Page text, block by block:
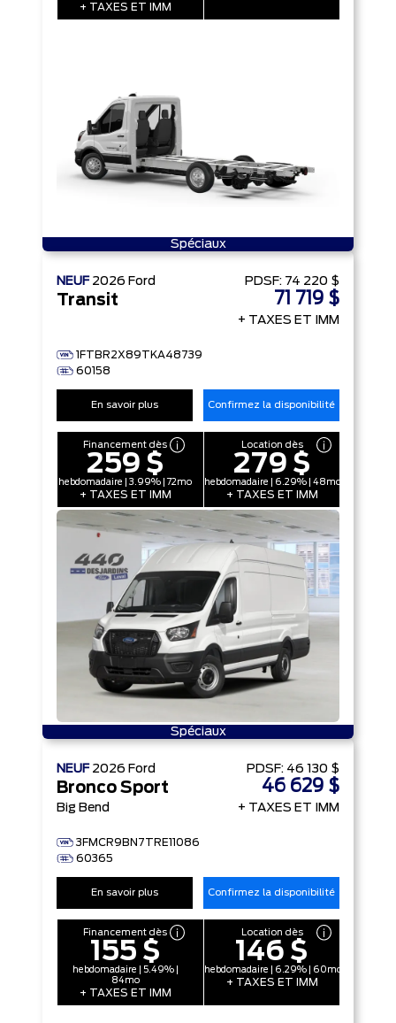
+ TAXES ET IMM
Spéciaux
NEUF 2026 Ford
Transit
1FTBR2X89TKA48739
60158
PDSF: 74 220 $
71 719 $
+ TAXES ET IMM
En savoir plus Confirmez la disponibilité
Financement dès
259 $
hebdomadaire | 3.99% | 72mo
+ TAXES ET IMM
Location dès
279 $
hebdomadaire | 6.29% | 48mo
+ TAXES ET IMM
Spéciaux
NEUF 2026 Ford
Bronco Sport
Big Bend
3FMCR9BN7TRE11086
60365
PDSF: 46 130 $
46 629 $
+ TAXES ET IMM
En savoir plus Confirmez la disponibilité
Financement dès
155 $
hebdomadaire | 5.49% |
84mo
+ TAXES ET IMM
Location dès
146 $
hebdomadaire | 6.29% | 60mo
+ TAXES ET IMM